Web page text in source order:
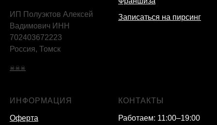
ИП Полуэктов Алексей
Вадимович ИНН
702403672223
Россия, Томск
☠☠☠
Записаться на пирсинг
ИНФОРМАЦИЯ
Оферта
КОНТАКТЫ
Работаем: 11:00–19:00